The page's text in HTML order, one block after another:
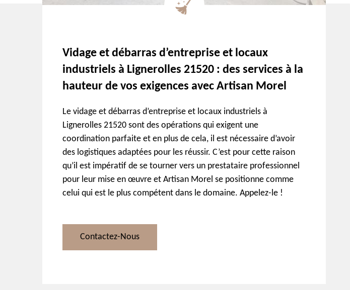
Vidage et débarras d’entreprise et locaux
industriels à Lignerolles 21520 : des services à la
hauteur de vos exigences avec Artisan Morel
Le vidage et débarras d’entreprise et locaux industriels à
Lignerolles 21520 sont des opérations qui exigent une
coordination parfaite et en plus de cela, il est nécessaire d’avoir
des logistiques adaptées pour les réussir. C’est pour cette raison
qu’il est impératif de se tourner vers un prestataire professionnel
pour leur mise en œuvre et Artisan Morel se positionne comme
celui qui est le plus compétent dans le domaine. Appelez-le !
Contactez-Nous